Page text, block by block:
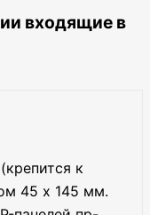
входящие в
к
45 х 145 мм.